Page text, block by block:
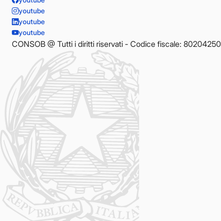
youtube
youtube
youtube
CONSOB @ Tutti i diritti riservati - Codice fiscale: